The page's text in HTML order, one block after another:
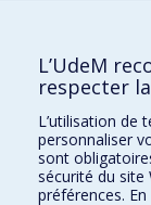
Comment
BESOIN D'AIDE?
Plan du site
Signaler une erreur
Accessibilité
L’UdeM
respecter
L’utilisation de
personnaliser
sont
sécurité du site
préférences.